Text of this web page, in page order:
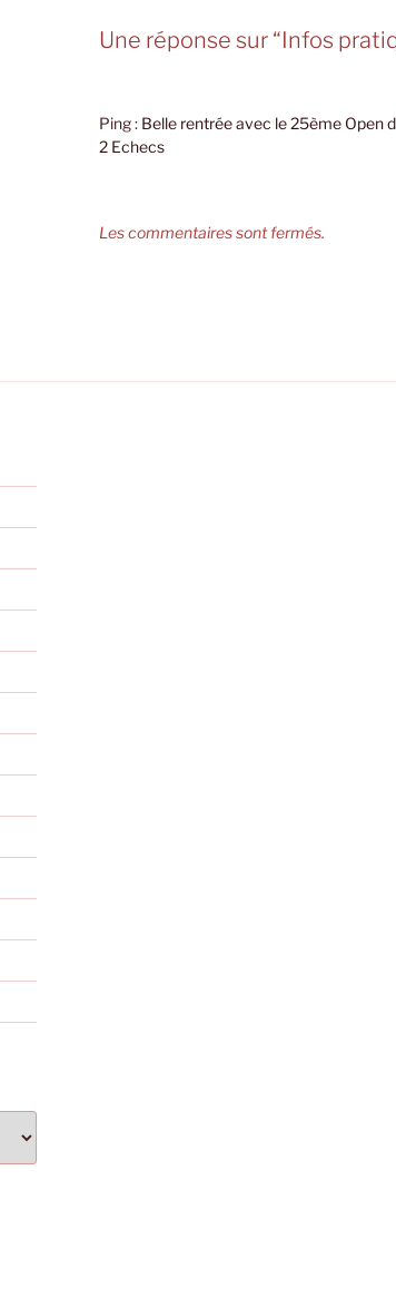
Une réponse sur “Infos
Ping : Belle rentrée avec le 25ème Open
2 Echecs
Les commentaires sont fermés.